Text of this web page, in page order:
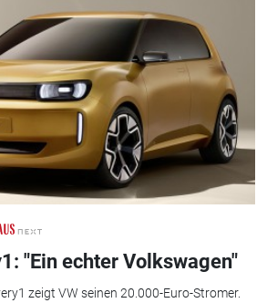
"Ein echter Volkswagen"
zeigt VW seinen 20.000-Euro-Stromer.